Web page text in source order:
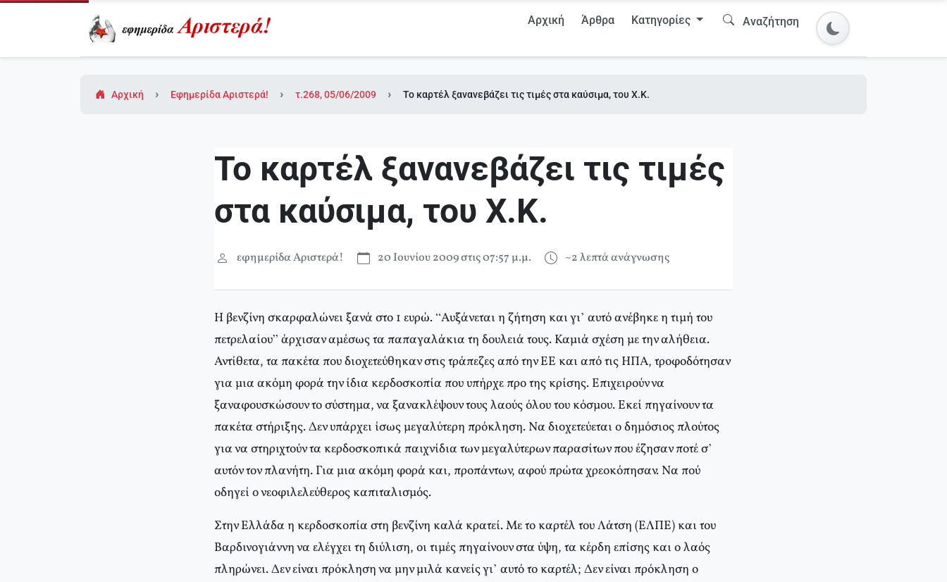
Αρχική Άρθρα Κατηγορίες Αναζήτηση
Αρχική Εφημερίδα Αριστερά! τ.268, 05/06/2009 Το καρτέλ ξανανεβάζει τις τιμές στα καύσιμα, του Χ.Κ.
Το καρτέλ ξανανεβάζει τις τιμές
στα καύσιμα, του Χ.Κ.
εφημερίδα Αριστερά! 20 Ιουνίου 2009 στις 07:57 μ.μ. ~2 λεπτά ανάγνωσης
Η βενζίνη σκαρφαλώνει ξανά στο 1 ευρώ. “Αυξάνεται η ζήτηση και γι’ αυτό ανέβηκε η τιμή του
πετρελαίου” άρχισαν αμέσως τα παπαγαλάκια τη δουλειά τους. Καμιά σχέση με την αλήθεια.
Αντίθετα, τα πακέτα που διοχετεύθηκαν στις τράπεζες από την ΕΕ και από τις ΗΠΑ, τροφοδότησαν
για μια ακόμη φορά την ίδια κερδοσκοπία που υπήρχε προ της κρίσης. Επιχειρούν να
ξαναφουσκώσουν το σύστημα, να ξανακλέψουν τους λαούς όλου του κόσμου. Εκεί πηγαίνουν τα
πακέτα στήριξης. Δεν υπάρχει ίσως μεγαλύτερη πρόκληση. Να διοχετεύεται ο δημόσιος πλούτος
για να στηριχτούν τα κερδοσκοπικά παιχνίδια των μεγαλύτερων παρασίτων που έζησαν ποτέ σ’
αυτόν τον πλανήτη. Για μια ακόμη φορά και, προπάντων, αφού πρώτα χρεοκόπησαν. Να πού
οδηγεί ο νεοφιλελεύθερος καπιταλισμός.
Στην Ελλάδα η κερδοσκοπία στη βενζίνη καλά κρατεί. Με το καρτέλ του Λάτση (ΕΛΠΕ) και του
Βαρδινογιάννη να ελέγχει τη διύλιση, οι τιμές πηγαίνουν στα ύψη, τα κέρδη επίσης και ο λαός
πληρώνει. Δεν είναι πρόκληση να μην μιλά κανείς γι’ αυτό το καρτέλ; Δεν είναι πρόκληση ο